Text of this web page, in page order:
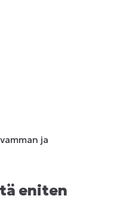
ja
eniten